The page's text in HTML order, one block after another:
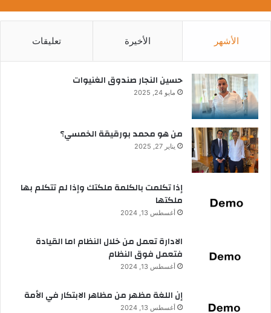
الأشهر الأخيرة تعليقات
حسين النجار صندوق الغنيوات
مايو 24, 2025
من هو محمد بورقيقة الخمسي؟
يناير 27, 2025
إذا تكلمت بالكلمة ملكتك وإذا لم تتكلم بها
ملكتها
أغسطس 13, 2024
الادارة تعمل من خلال النظام اما القيادة
فتعمل فوق النظام
أغسطس 13, 2024
إن اللغة مظهر من مظاهر الابتكار في الأمة
أغسطس 13, 2024